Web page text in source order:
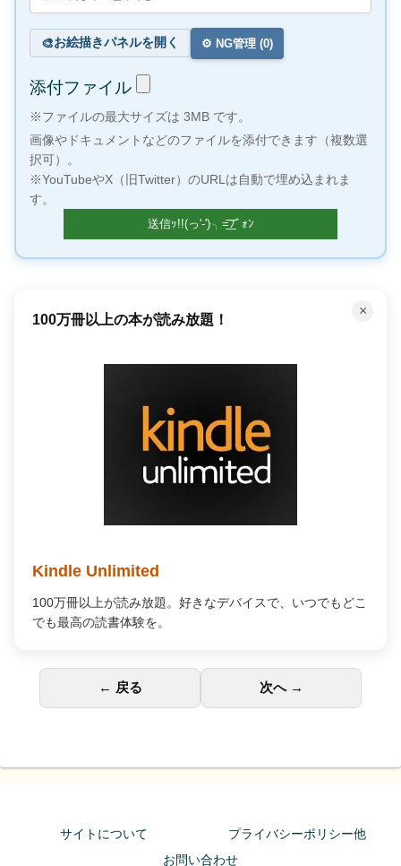
🎨お絵描きパネルを開く ⚙️ NG管理 (0)
添付ファイル
※ファイルの最大サイズは 3MB です。
画像やドキュメントなどのファイルを添付できます（複数選
択可）。
※YouTubeやX（旧Twitter）のURLは自動で埋め込まれま
す。
×
Amazon今だけのタイムセール！
人気商品が期間限定で割引
大人気のAmazonタイムセールが開催中。欲しかったあの商
品がお得に手に入るチャンスです。
← 戻る 次へ →
サイトについて
プライバシーポリシー他
お問い合わせ